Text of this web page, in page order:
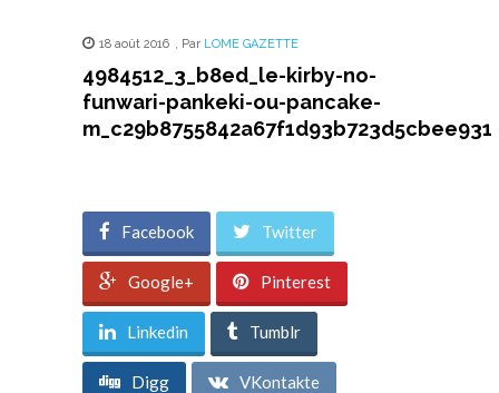
18 août 2016 , Par LOME GAZETTE
4984512_3_b8ed_le-kirby-no-
funwari-pankeki-ou-pancake-
m_c29b8755842a67f1d93b723d5cbee931
Facebook Twitter
Google+ Pinterest
Linkedin Tumblr
Digg VKontakte